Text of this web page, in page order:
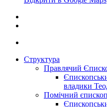
Структура
Правлячий
владики
Помічний